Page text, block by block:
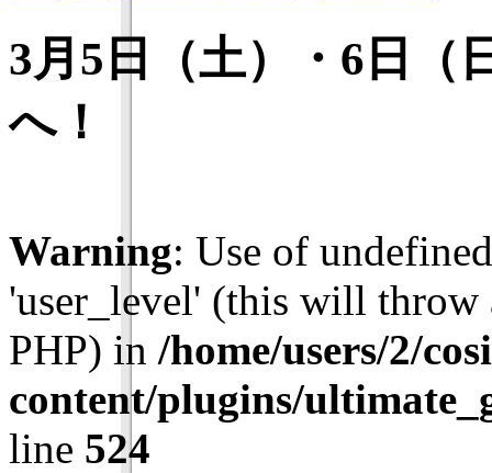
3月5日（土）・6日（
へ！
Warning: Use of
'user_level' (this will
PHP) in /home/users/2/
content/plugins/
line 524